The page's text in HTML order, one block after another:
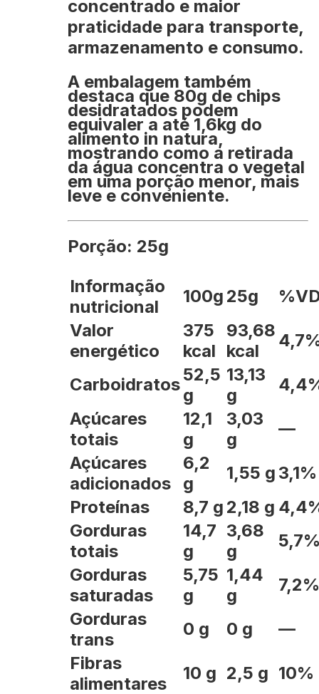
concentrado e maior
praticidade para transporte,
armazenamento e consumo.
A embalagem também
destaca que 80g de chips
desidratados podem
equivaler a até 1,6kg do
alimento in natura,
mostrando como a retirada
da água concentra o vegetal
em uma porção menor, mais
leve e conveniente.
Porção: 25g
Informação
nutricional
100g 25g
Valor
energético
375
kcal
93,68
kcal
Carboidratos52,5
g
13,13
g
Açúcares
totais
12,1
g
3,03
g
—
Açúcares
adicionados
6,2
g
1,55 g 3,1%
Proteínas
8,7 g 2,18 g
Gorduras
totais
14,7
g
3,68
g
Gorduras
saturadas
5,75
g
1,44
g
7,2%
Gorduras
trans
0 g 0 g
—
Fibras
alimentares
10 g 2,5 g 10%